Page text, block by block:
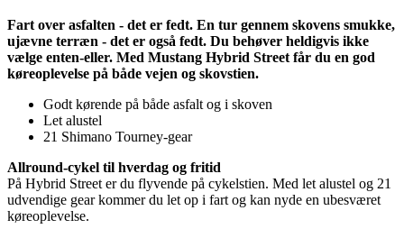
Fart over asfalten - det er fedt. En tur gennem skovens smukke,
ujævne terræn - det er også fedt. Du behøver heldigvis ikke
vælge enten-eller. Med Mustang Hybrid Street får du en god
køreoplevelse på både vejen og skovstien.
Godt kørende på både asfalt og i skoven
Let alustel
21 Shimano Tourney-gear
Allround-cykel til hverdag og fritid
På Hybrid Street er du flyvende på cykelstien. Med let alustel og 21
udvendige gear kommer du let op i fart og kan nyde en ubesværet
køreoplevelse.